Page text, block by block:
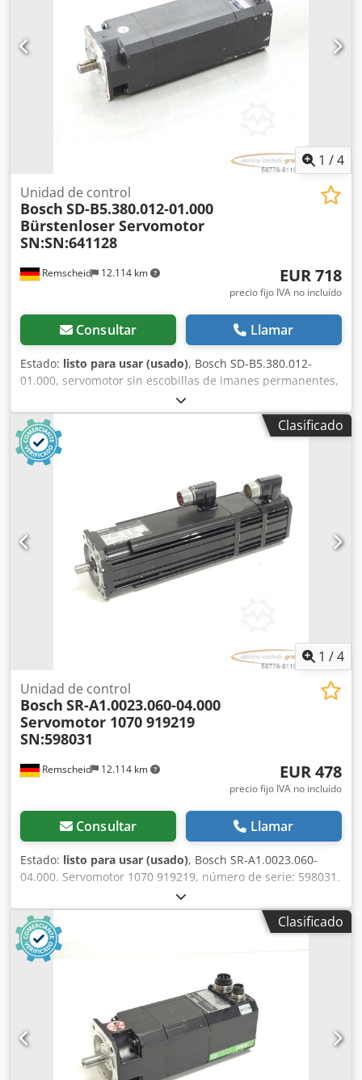
1 /4
Remscheid 12.114 km
Unidad de control
Bosch SD-B5.380.012-01.000
Bürstenloser Servomotor
SN:SN:641128
EUR 718
precio fijo IVA no incluído
Consultar Llamar
Estado: listo para usar (usado), Bosch SD-B5.380.012-
01.000, servomotor sin escobillas de imanes permanentes,
número de serie: SN:641128, usado, con signos normales
de uso, 100 % funcional. El alcance del suministro se
corresponde con las fotos. ATENCIÓN: ¡Solicite por
separado el presupuesto para el embalaje y el envío!
Dcodpfx Aei D Hbljdwjk
Clasificado
1 /4
Remscheid 12.114 km
Unidad de control
Bosch SR-A1.0023.060-04.000
Servomotor 1070 919219
SN:598031
EUR 478
precio fijo IVA no incluído
Consultar Llamar
Estado: listo para usar (usado), Bosch SR-A1.0023.060-
04.000. Servomotor 1070 919219, número de serie: 598031.
Usado, con signos normales de uso, funcionamiento 100
%, el alcance del suministro se muestra en las fotos.
Djdpfx Adsi D Hgqeweck
Clasificado